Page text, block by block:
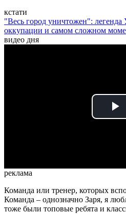
кстати
"Весь город уничтожен": легенда
оккупации и самом сложном
видео дня
реклама
Команда или тренер, которых
Команда – однозначно Заря, я
тоже были топовые ребята и